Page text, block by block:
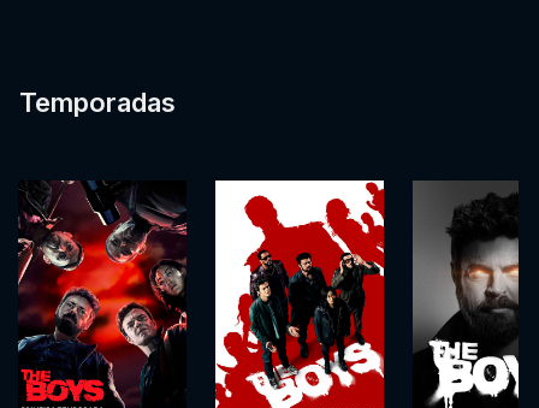
Temporadas